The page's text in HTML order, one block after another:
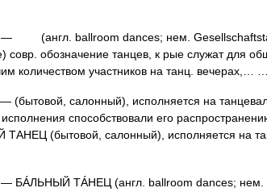
— (англ. ballroom dances; нем.
совр. обозначение танцев, к рые служат для
количеством участников на танц. вечерах,…
— (бытовой, салонный), исполняется на
исполнения способствовали его
(бытовой, салонный), исполняется на
— БÁЛЬНЫЙ ТÁНЕЦ (англ. ballroom dances; нем.